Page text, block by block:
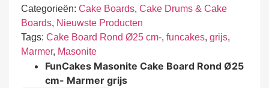
Categorieën: Cake Boards, Cake Drums & Cake
Boards, Nieuwste Producten
Tags: Cake Board Rond Ø25 cm-, funcakes, grijs,
Marmer, Masonite
FunCakes Masonite Cake Board Rond Ø25
cm- Marmer grijs